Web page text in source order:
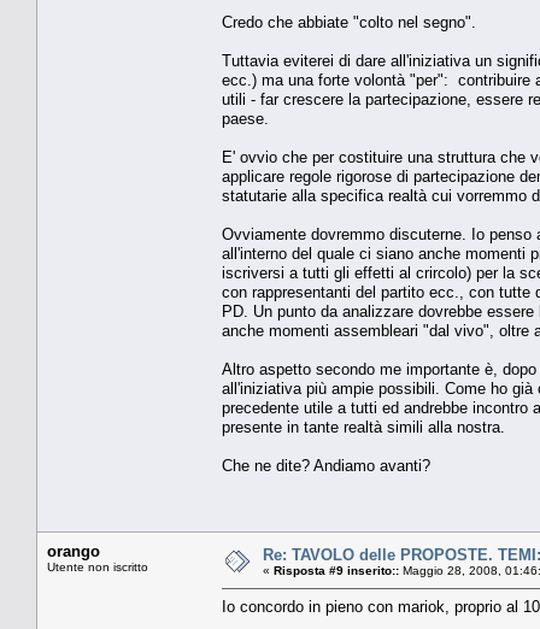
Credo che abbiate "colto nel segno".
Tuttavia eviterei di dare all'iniziativa un
ecc.) ma una forte volontà "per": contribuire
utili - far crescere la partecipazione, essere
paese.
E' ovvio che per costituire una struttura che
applicare regole rigorose di partecipazione
statutarie alla specifica realtà cui vorremmo
Ovviamente dovremmo discuterne. Io
all'interno del quale ci siano anche momenti
iscriversi a tutti gli effetti al crircolo) per la
con rappresentanti del partito ecc., con tutte
PD. Un punto da analizzare dovrebbe
anche momenti assembleari "dal vivo", oltre
Altro aspetto secondo me importante è,
all'iniziativa più ampie possibili. Come ho
precedente utile a tutti ed andrebbe
presente in tante realtà simili alla nostra.
Che ne dite? Andiamo avanti?
orango
Utente non iscritto
Re: TAVOLO delle PROPOSTE.
« Risposta #9 inserito:: Maggio 28, 2008,
Io concordo in pieno con mariok, proprio al